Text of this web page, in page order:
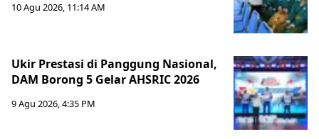
10 Agu 2026, 11:14 AM
Ukir Prestasi di Panggung Nasional,
DAM Borong 5 Gelar AHSRIC 2026
9 Agu 2026, 4:35 PM